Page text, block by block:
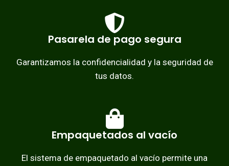
Pasarela de pago segura
Garantizamos la confidencialidad y la seguridad de
tus datos.
Empaquetados al vacío
El sistema de empaquetado al vacío permite una